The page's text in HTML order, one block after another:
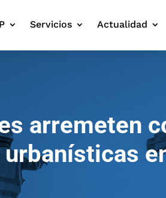
Servicios Actualidad
arremeten
urbanísticas